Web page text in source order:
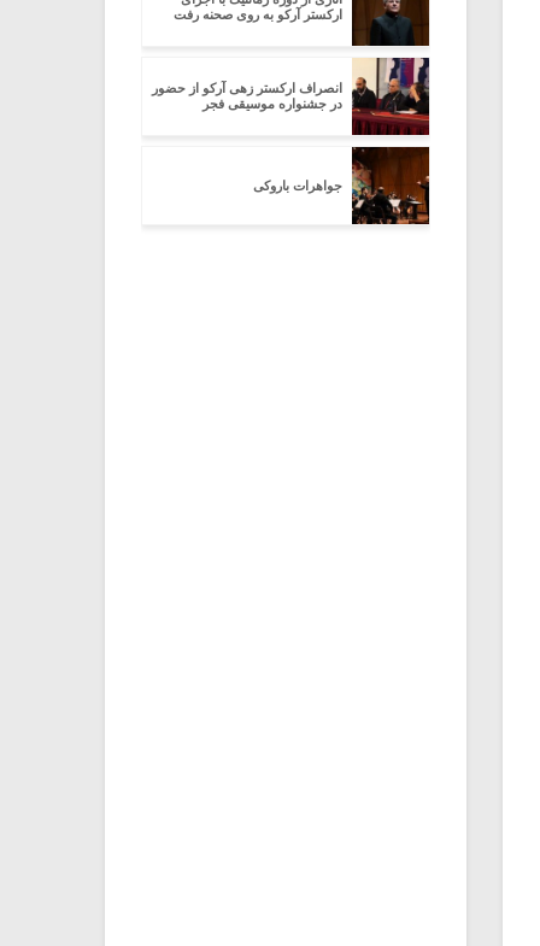
ارکستر آرکو به روی صحنه رفت
انصراف ارکستر زهی آرکو از حضور
در جشنواره موسیقی فجر
جواهرات باروکی